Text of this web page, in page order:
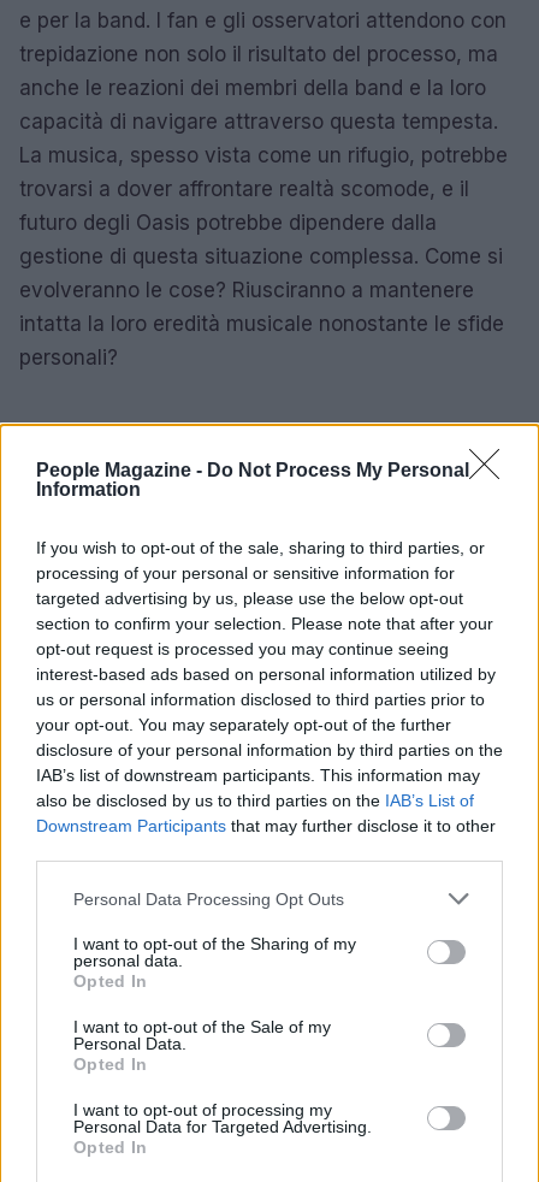
People Magazine - Do Not Process My Personal
Information
If you wish to opt-out of the sale, sharing to third parties, or
processing of your personal or sensitive information for
targeted advertising by us, please use the below opt-out
section to confirm your selection. Please note that after your
opt-out request is processed you may continue seeing
interest-based ads based on personal information utilized by
us or personal information disclosed to third parties prior to
your opt-out. You may separately opt-out of the further
disclosure of your personal information by third parties on the
IAB’s list of downstream participants. This information may
also be disclosed by us to third parties on the IAB’s List of
Downstream Participants that may further disclose it to other
Please note that this website/app uses one or more Google
not limited to your visit or usage behaviour. You may click to
grant or deny consent to Google and its third-party tags to
use your data for below specified purposes in below Google
consent section.
Personal Data Processing Opt Outs
I want to opt-out of the Sharing of my
personal data.
Opted In
I want to opt-out of the Sale of my
Personal Data.
Opted In
I want to opt-out of processing my
Personal Data for Targeted Advertising.
Opted In
e per la band. I fan e gli osservatori attendono con
trepidazione non solo il risultato del processo, ma
anche le reazioni dei membri della band e la loro
capacità di navigare attraverso questa tempesta.
La musica, spesso vista come un rifugio, potrebbe
trovarsi a dover affrontare realtà scomode, e il
futuro degli Oasis potrebbe dipendere dalla
gestione di questa situazione complessa. Come si
evolveranno le cose? Riusciranno a mantenere
intatta la loro eredità musicale nonostante le sfide
personali?
AiAdhubMedia
Continua a leggere